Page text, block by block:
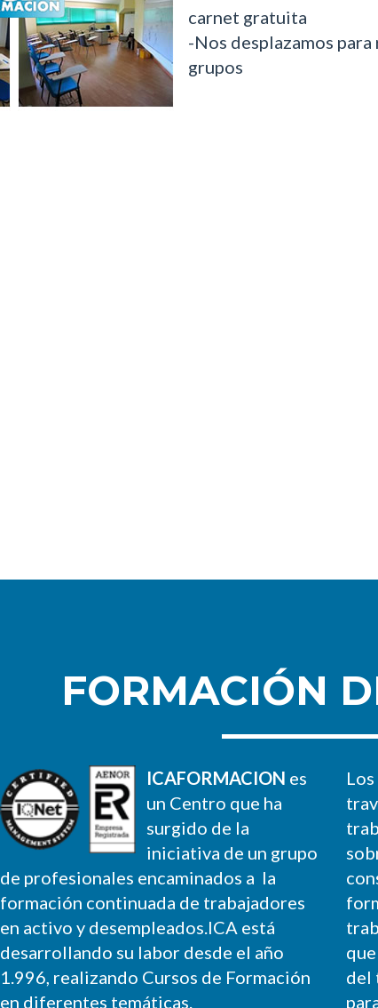
carnet gratuita
-Nos desplazamos
grupos
FORMACIÓN
ICAFORMACION es
un Centro que ha
surgido de la
iniciativa de un grupo
de profesionales encaminados a la
formación continuada de trabajadores
en activo y desempleados.ICA está
desarrollando su labor desde el año
1.996, realizando Cursos de Formación
en diferentes temáticas.
del